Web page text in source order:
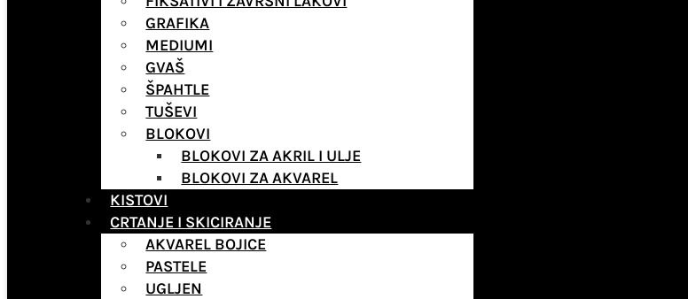
GRAFIKA
MEDIUMI
GVAŠ
ŠPAHTLE
TUŠEVI
BLOKOVI
BLOKOVI ZA AKRIL I ULJE
BLOKOVI ZA AKVAREL
KISTOVI
CRTANJE I SKICIRANJE
AKVAREL BOJICE
PASTELE
UGLJEN